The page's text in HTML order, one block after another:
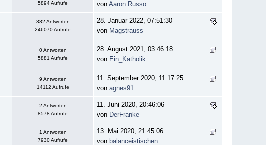
5894 Aufrufe
vonAaron Russo
382 Antworten
246070 Aufrufe
28. Januar 2022, 07:51:30
von Magstrauss
0 Antworten
5881 Aufrufe
28. August 2021, 03:46:18
von Ein_Katholik
9 Antworten
14112 Aufrufe
11. September 2020, 11:17:25
vonagnes91
2 Antworten
8578 Aufrufe
11. Juni 2020, 20:46:06
von DerFranke
1 Antworten
7930 Aufrufe
13. Mai 2020, 21:45:06
von balanceistischen